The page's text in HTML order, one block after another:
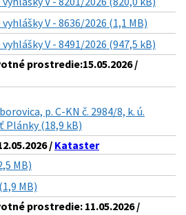
V - 8636/2026 (1,1 MB)
V - 8491/2026 (947,5 kB)
prostredie:15.05.2026 /
p. C-KN č. 2984/8, k. ú.
Plánky (18,9 kB)
/ Kataster
MB)
MB)
prostredie: 11.05.2026 /